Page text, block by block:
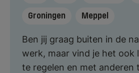
Groningen Meppel
Ben jij graag buiten in de
werk, maar vind je het ook
te regelen en met anderen